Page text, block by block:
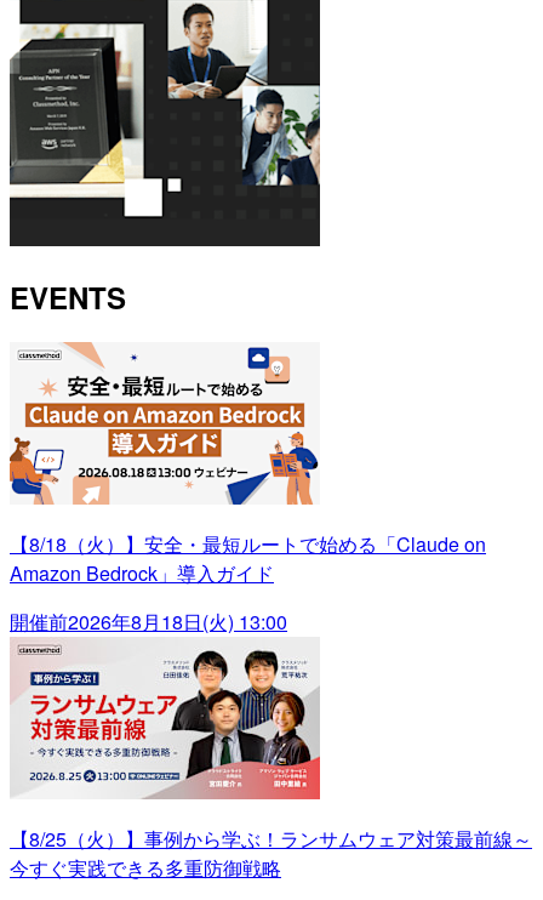
EVENTS
【8/18（火）】安全・最短ルートで始める「Claude on
Amazon Bedrock」導入ガイド
開催前2026年8月18日(火) 13:00
【8/25（火）】事例から学ぶ！ランサムウェア対策最前線～
今すぐ実践できる多重防御戦略